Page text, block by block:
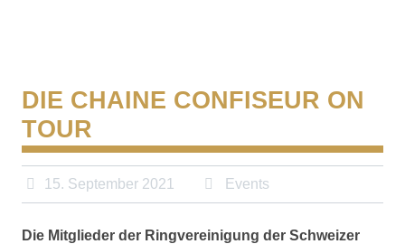
DIE CHAINE CONFISEUR ON
TOUR
15. September 2021 Events
Die Mitglieder der Ringvereinigung der Schweizer